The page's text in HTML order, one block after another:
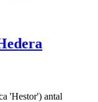
'Hestor') antal